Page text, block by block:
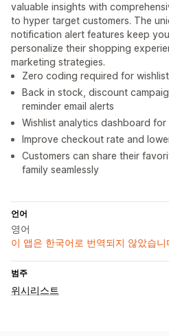
valuable insights with
to hyper target customers. The
notification alert features keep
personalize their shopping
marketing strategies.
Zero coding required for
Back in stock, discount
reminder email alerts
Wishlist analytics dashboard
Improve checkout rate and
Customers can share their
family seamlessly
언어
영어
이 앱은 한국어로 번역되지 않았습니
범주
위시리스트